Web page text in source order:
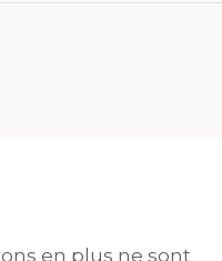
en plus ne sont